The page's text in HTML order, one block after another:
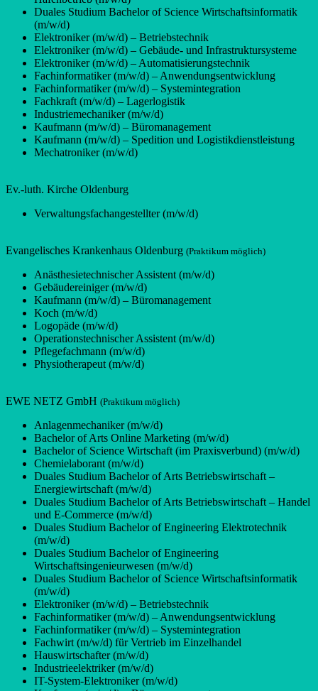
Duales Studium Bachelor of Science Wirtschaftsinformatik
(m/w/d)
Elektroniker (m/w/d) – Betriebstechnik
Elektroniker (m/w/d) – Gebäude- und Infrastruktursysteme
Elektroniker (m/w/d) – Automatisierungstechnik
Fachinformatiker (m/w/d) – Anwendungsentwicklung
Fachinformatiker (m/w/d) – Systemintegration
Fachkraft (m/w/d) – Lagerlogistik
Industriemechaniker (m/w/d)
Kaufmann (m/w/d) – Büromanagement
Kaufmann (m/w/d) – Spedition und Logistikdienstleistung
Mechatroniker (m/w/d)
Ev.-luth. Kirche Oldenburg
Verwaltungsfachangestellter (m/w/d)
Evangelisches Krankenhaus Oldenburg (Praktikum möglich)
Anästhesietechnischer Assistent (m/w/d)
Gebäudereiniger (m/w/d)
Kaufmann (m/w/d) – Büromanagement
Koch (m/w/d)
Logopäde (m/w/d)
Operationstechnischer Assistent (m/w/d)
Pflegefachmann (m/w/d)
Physiotherapeut (m/w/d)
EWE NETZ GmbH (Praktikum möglich)
Anlagenmechaniker (m/w/d)
Bachelor of Arts Online Marketing (m/w/d)
Bachelor of Science Wirtschaft (im Praxisverbund) (m/w/d)
Chemielaborant (m/w/d)
Duales Studium Bachelor of Arts Betriebswirtschaft –
Energiewirtschaft (m/w/d)
Duales Studium Bachelor of Arts Betriebswirtschaft – Handel
und E-Commerce (m/w/d)
Duales Studium Bachelor of Engineering Elektrotechnik
(m/w/d)
Duales Studium Bachelor of Engineering
Wirtschaftsingenieurwesen (m/w/d)
Duales Studium Bachelor of Science Wirtschaftsinformatik
(m/w/d)
Elektroniker (m/w/d) – Betriebstechnik
Fachinformatiker (m/w/d) – Anwendungsentwicklung
Fachinformatiker (m/w/d) – Systemintegration
Fachwirt (m/w/d) für Vertrieb im Einzelhandel
Hauswirtschafter (m/w/d)
Industrieelektriker (m/w/d)
IT-System-Elektroniker (m/w/d)